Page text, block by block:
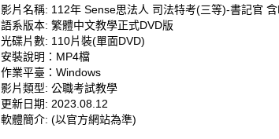
影片名稱: 112年 Sense思法人 司法特考(三等)-書記官
語系版本: 繁體中文教學正式DVD版
光碟片數: 110片裝(單面DVD)
安裝說明：MP4檔
作業平臺：Windows
影片類型: 公職考試教學
更新日期: 2023.08.12
軟體簡介: (以官方網站為準)